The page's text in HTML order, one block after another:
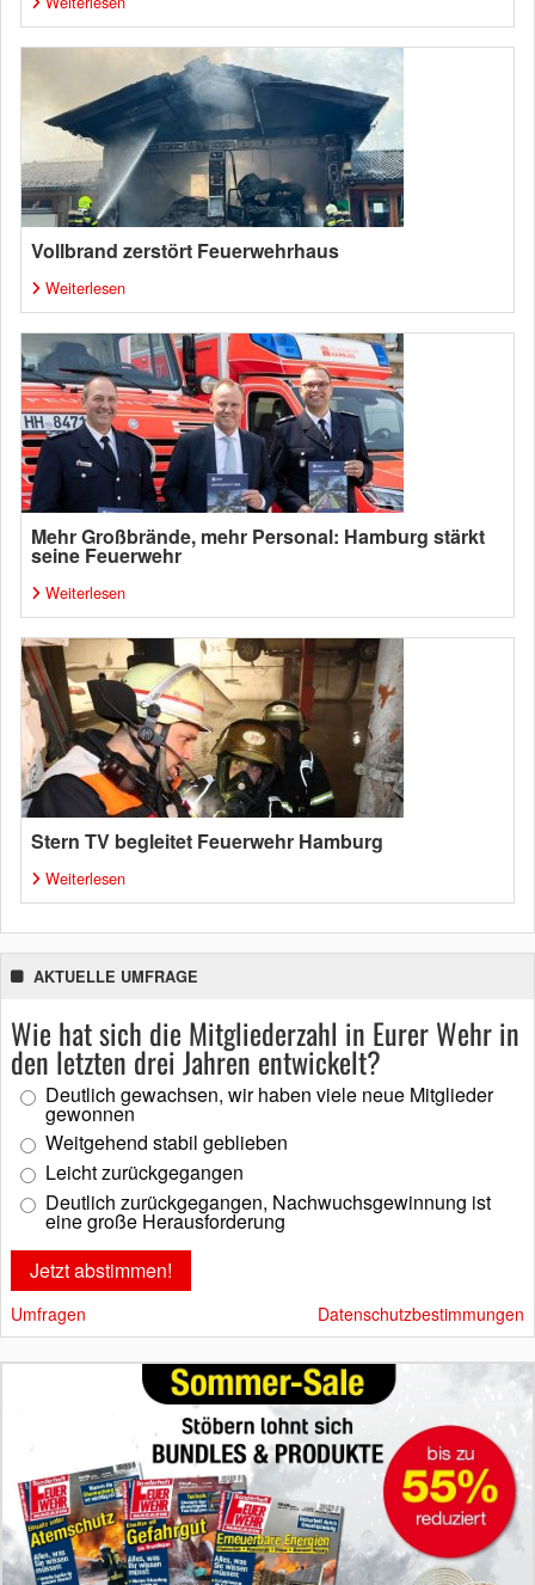
Vollbrand zerstört Feuerwehrhaus
Weiterlesen
Mehr Großbrände, mehr Personal: Hamburg stärkt
seine Feuerwehr
Weiterlesen
Stern TV begleitet Feuerwehr Hamburg
Weiterlesen
AKTUELLE UMFRAGE
Wie hat sich die Mitgliederzahl in Eurer Wehr in
den letzten drei Jahren entwickelt?
Deutlich gewachsen, wir haben viele neue Mitglieder
gewonnen
Weitgehend stabil geblieben
Leicht zurückgegangen
Deutlich zurückgegangen, Nachwuchsgewinnung ist
eine große Herausforderung
Umfragen Datenschutzbestimmungen